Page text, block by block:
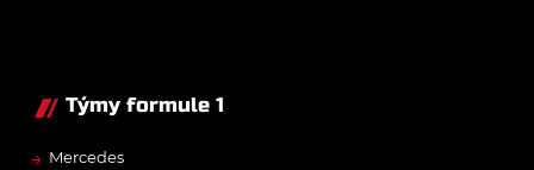
Týmy formule 1
→ Mercedes